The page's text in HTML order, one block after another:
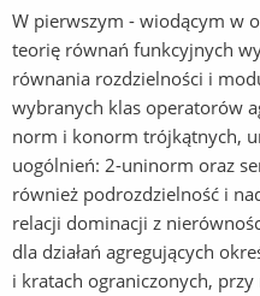
W pierwszym - wiodącym w
teorię równań funkcyjnych
równania rozdzielności i
wybranych klas operatorów
norm i konorm trójkątnych,
uogólnień: 2-uninorm oraz
również podrozdzielność i
relacji dominacji z
dla działań agregujących
i kratach ograniczonych,